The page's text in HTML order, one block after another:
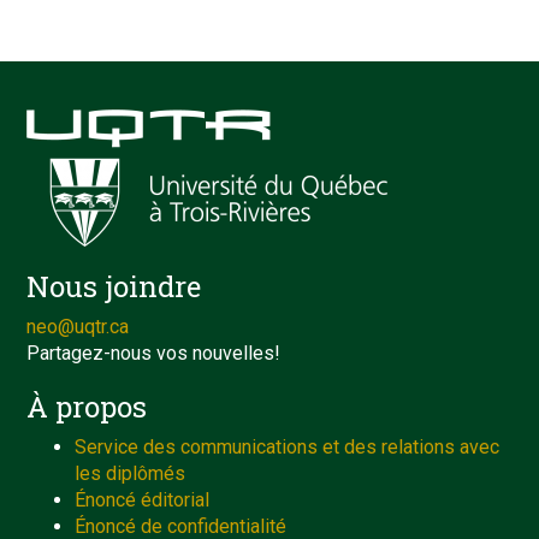
Nous joindre
neo@uqtr.ca
Partagez-nous vos nouvelles!
À propos
Service des communications et des relations avec
les diplômés
Énoncé éditorial
Énoncé de confidentialité